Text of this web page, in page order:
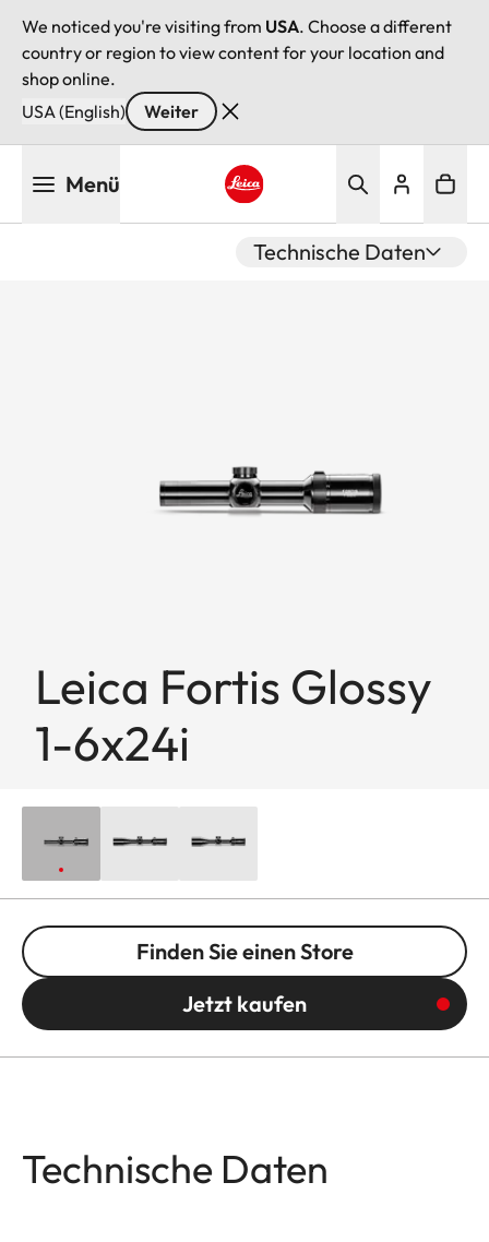
We noticed you're visiting from USA. Choose a different
country or region to view content for your location and
shop online.
USA (English)
Weiter
Menü
Technische Daten
Leica Fortis Glossy
1-6x24i
Finden Sie einen Store
Jetzt kaufen
Technische Daten